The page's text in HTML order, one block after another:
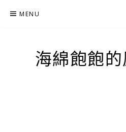
MENU
海綿飽飽